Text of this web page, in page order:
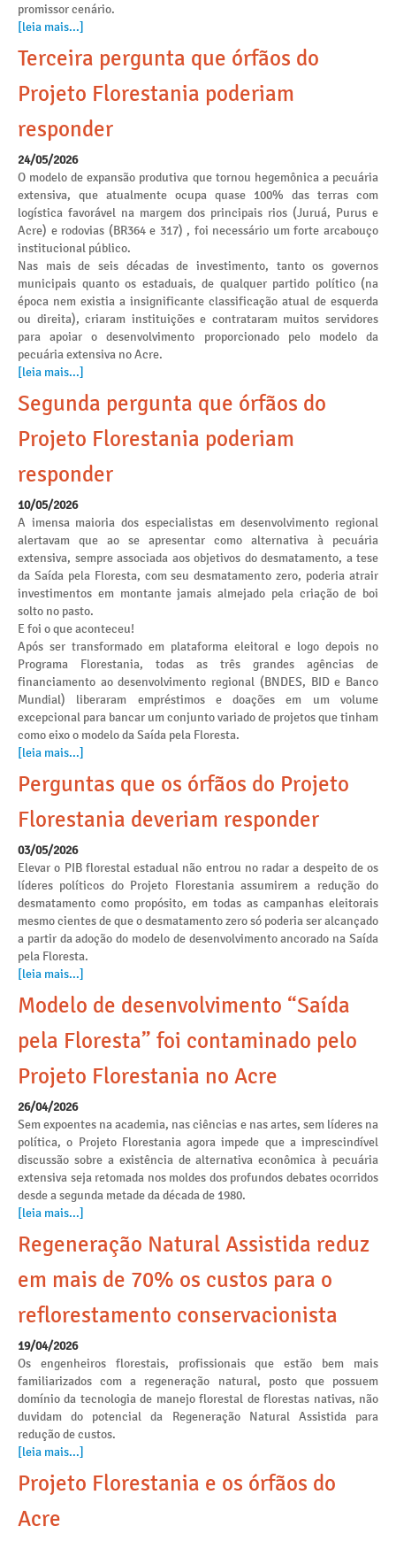
promissor cenário.
[leia mais...]
Terceira pergunta que órfãos do
Projeto Florestania poderiam
responder
24/05/2026
O modelo de expansão produtiva que tornou hegemônica a pecuária
extensiva, que atualmente ocupa quase 100% das terras com
logística favorável na margem dos principais rios (Juruá, Purus e
Acre) e rodovias (BR364 e 317) , foi necessário um forte arcabouço
institucional público.
Nas mais de seis décadas de investimento, tanto os governos
municipais quanto os estaduais, de qualquer partido político (na
época nem existia a insignificante classificação atual de esquerda
ou direita), criaram instituições e contrataram muitos servidores
para apoiar o desenvolvimento proporcionado pelo modelo da
pecuária extensiva no Acre.
[leia mais...]
Segunda pergunta que órfãos do
Projeto Florestania poderiam
responder
10/05/2026
A imensa maioria dos especialistas em desenvolvimento regional
alertavam que ao se apresentar como alternativa à pecuária
extensiva, sempre associada aos objetivos do desmatamento, a tese
da Saída pela Floresta, com seu desmatamento zero, poderia atrair
investimentos em montante jamais almejado pela criação de boi
solto no pasto.
E foi o que aconteceu!
Após ser transformado em plataforma eleitoral e logo depois no
Programa Florestania, todas as três grandes agências de
financiamento ao desenvolvimento regional (BNDES, BID e Banco
Mundial) liberaram empréstimos e doações em um volume
excepcional para bancar um conjunto variado de projetos que tinham
como eixo o modelo da Saída pela Floresta.
[leia mais...]
Perguntas que os órfãos do Projeto
Florestania deveriam responder
03/05/2026
Elevar o PIB florestal estadual não entrou no radar a despeito de os
líderes políticos do Projeto Florestania assumirem a redução do
desmatamento como propósito, em todas as campanhas eleitorais
mesmo cientes de que o desmatamento zero só poderia ser alcançado
a partir da adoção do modelo de desenvolvimento ancorado na Saída
pela Floresta.
[leia mais...]
Modelo de desenvolvimento “Saída
pela Floresta” foi contaminado pelo
Projeto Florestania no Acre
26/04/2026
Sem expoentes na academia, nas ciências e nas artes, sem líderes na
política, o Projeto Florestania agora impede que a imprescindível
discussão sobre a existência de alternativa econômica à pecuária
extensiva seja retomada nos moldes dos profundos debates ocorridos
desde a segunda metade da década de 1980.
[leia mais...]
Regeneração Natural Assistida reduz
em mais de 70% os custos para o
reflorestamento conservacionista
19/04/2026
Os engenheiros florestais, profissionais que estão bem mais
familiarizados com a regeneração natural, posto que possuem
domínio da tecnologia de manejo florestal de florestas nativas, não
duvidam do potencial da Regeneração Natural Assistida para
redução de custos.
[leia mais...]
Projeto Florestania e os órfãos do
Acre